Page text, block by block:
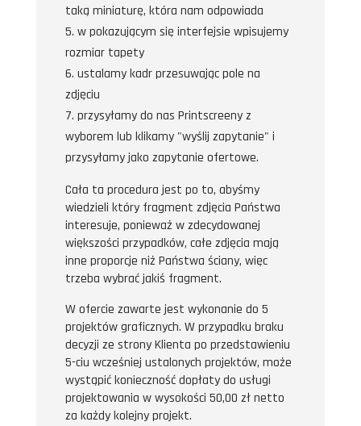
taką miniaturę, która nam odpowiada
w pokazującym się interfejsie wpisujemy
rozmiar tapety
ustalamy kadr przesuwając pole na
zdjęciu
przysyłamy do nas Printscreeny z
wyborem lub klikamy "wyślij zapytanie" i
przysyłamy jako zapytanie ofertowe.
Cała ta procedura jest po to, abyśmy
wiedzieli który fragment zdjęcia Państwa
interesuje, ponieważ w zdecydowanej
większości przypadków, całe zdjęcia mają
inne proporcje niż Państwa ściany, więc
trzeba wybrać jakiś fragment.
W ofercie zawarte jest wykonanie do 5
projektów graficznych. W przypadku braku
decyzji ze strony Klienta po przedstawieniu
5-ciu wcześniej ustalonych projektów, może
wystąpić konieczność dopłaty do usługi
projektowania w wysokości 50,00 zł netto
za każdy kolejny projekt.